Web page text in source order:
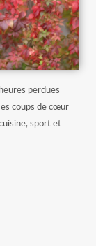
perdues
coups de cœur
sport et